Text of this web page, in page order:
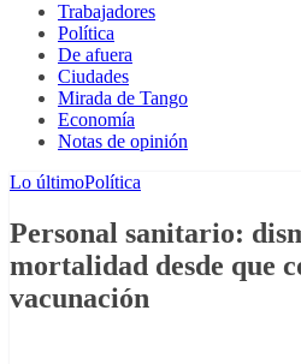
Trabajadores
Política
De afuera
Ciudades
Mirada de Tango
Economía
Notas de opinión
Lo últimoPolítica
Personal sanitario:
mortalidad desde que
vacunación